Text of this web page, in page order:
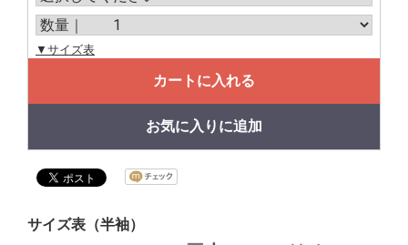
▼サイズ表
カートに入れる
お気に入りに追加
サイズ表（半袖）